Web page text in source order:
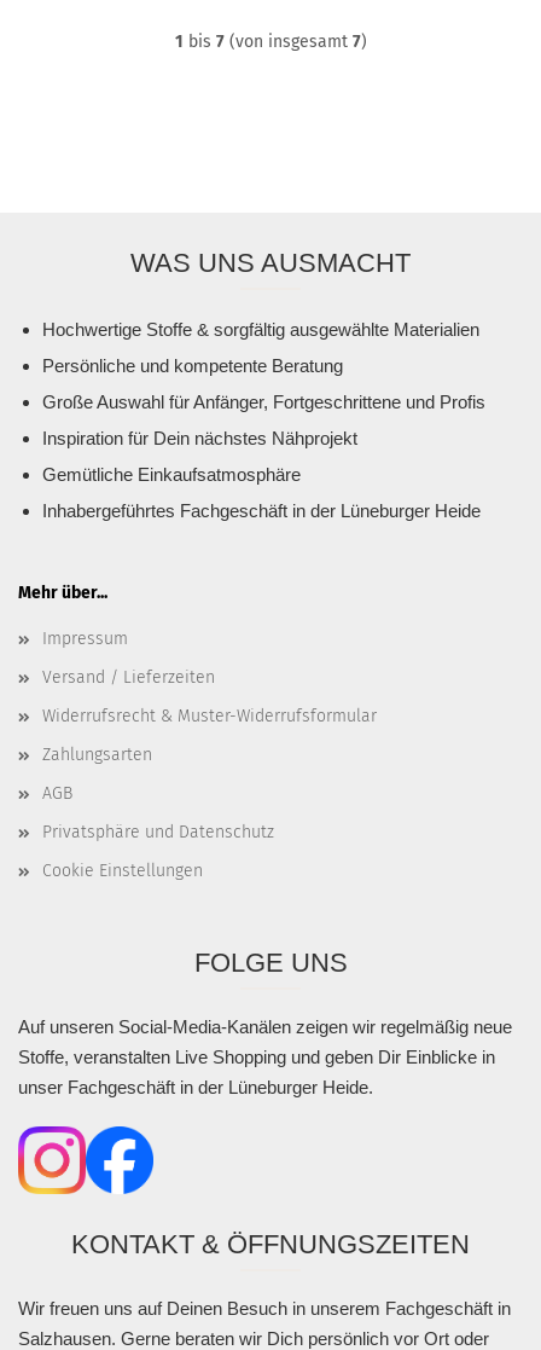
1 bis 7(von insgesamt 7)
WAS UNS AUSMACHT
Hochwertige Stoffe & sorgfältig ausgewählte Materialien
Persönliche und kompetente Beratung
Große Auswahl für Anfänger, Fortgeschrittene und Profis
Inspiration für Dein nächstes Nähprojekt
Gemütliche Einkaufsatmosphäre
Inhabergeführtes Fachgeschäft in der Lüneburger Heide
Mehr über...
Impressum
Versand / Lieferzeiten
Widerrufsrecht & Muster-Widerrufsformular
Zahlungsarten
AGB
Privatsphäre und Datenschutz
Cookie Einstellungen
FOLGE UNS
Auf unseren Social-Media-Kanälen zeigen wir regelmäßig neue
Stoffe, veranstalten Live Shopping und geben Dir Einblicke in
unser Fachgeschäft in der Lüneburger Heide.
KONTAKT & ÖFFNUNGSZEITEN
Wir freuen uns auf Deinen Besuch in unserem Fachgeschäft in
Salzhausen. Gerne beraten wir Dich persönlich vor Ort oder